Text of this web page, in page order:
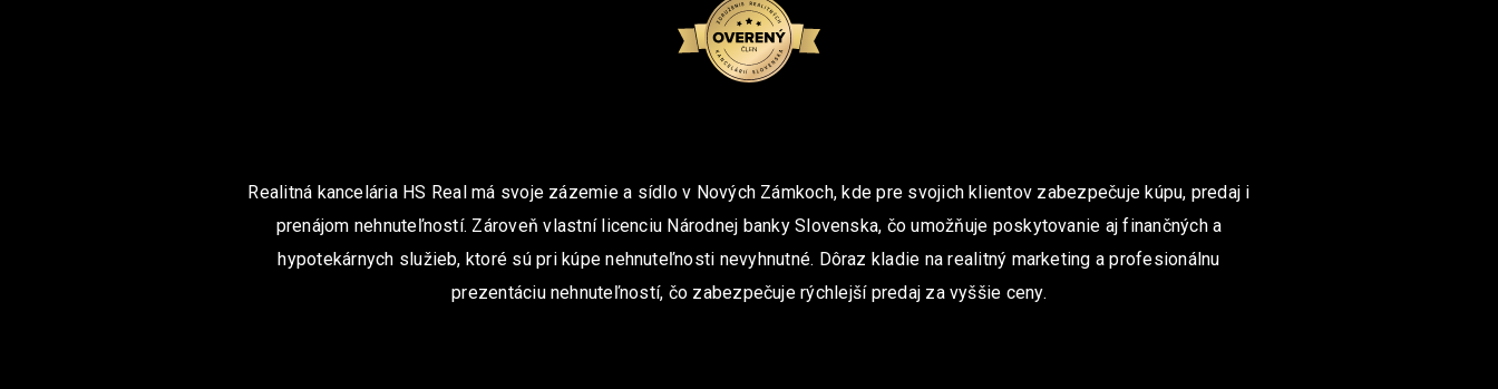
Realitná kancelária HS Real má svoje zázemie a sídlo v Nových Zámkoch, kde pre svojich klientov zabezpečuje kúpu, predaj i
prenájom nehnuteľností. Zároveň vlastní licenciu Národnej banky Slovenska, čo umožňuje poskytovanie aj finančných a
hypotekárnych služieb, ktoré sú pri kúpe nehnuteľnosti nevyhnutné. Dôraz kladie na realitný marketing a profesionálnu
prezentáciu nehnuteľností, čo zabezpečuje rýchlejší predaj za vyššie ceny.